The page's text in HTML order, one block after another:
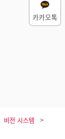
비전 시스템
카카오톡